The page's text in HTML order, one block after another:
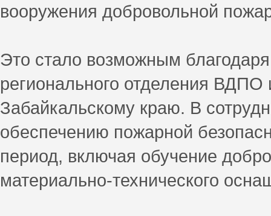
вооружения добровольной
Это стало возможным
регионального отделения
Забайкальскому краю. В
обеспечению пожарной
период, включая обучение
материально-технического